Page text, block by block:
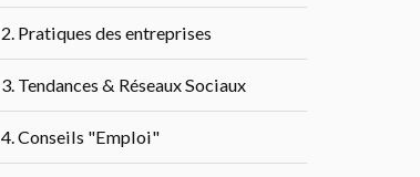
2. Pratiques des entreprises
3. Tendances & Réseaux Sociaux
4. Conseils "Emploi"